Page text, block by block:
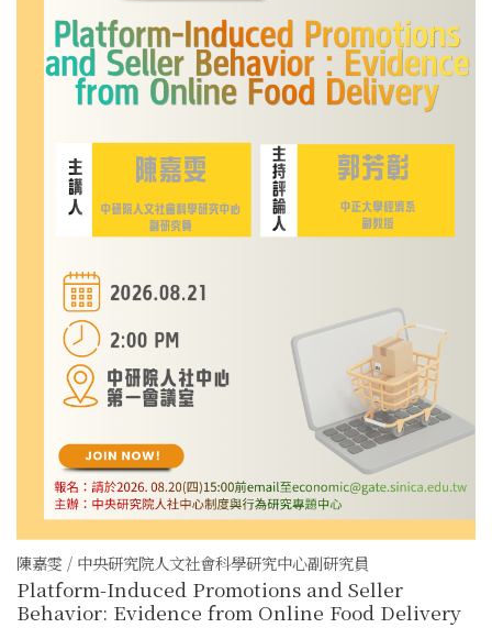
陳嘉雯 / 中央研究院人文社會科學研究中心副研究員
Platform-Induced Promotions and Seller
Behavior: Evidence from Online Food Delivery